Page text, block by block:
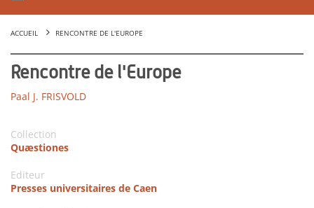
ACCUEIL RENCONTRE DE L'EUROPE
Rencontre de l'Europe
Paal J. FRISVOLD
Collection
Quæstiones
Editeur
Presses universitaires de Caen